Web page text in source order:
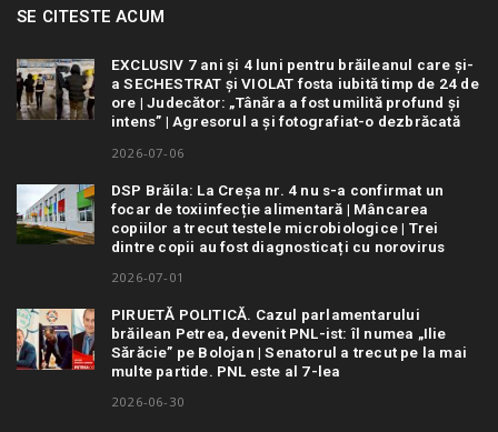
SE CITESTE ACUM
EXCLUSIV 7 ani și 4 luni pentru brăileanul care și-
a SECHESTRAT și VIOLAT fosta iubită timp de 24 de
ore | Judecător: „Tânăra a fost umilită profund și
intens” | Agresorul a și fotografiat-o dezbrăcată
2026-07-06
DSP Brăila: La Creșa nr. 4 nu s-a confirmat un
focar de toxiinfecție alimentară | Mâncarea
copiilor a trecut testele microbiologice | Trei
dintre copii au fost diagnosticați cu norovirus
2026-07-01
PIRUETĂ POLITICĂ. Cazul parlamentarului
brăilean Petrea, devenit PNL-ist: îl numea „Ilie
Sărăcie” pe Bolojan | Senatorul a trecut pe la mai
multe partide. PNL este al 7-lea
2026-06-30